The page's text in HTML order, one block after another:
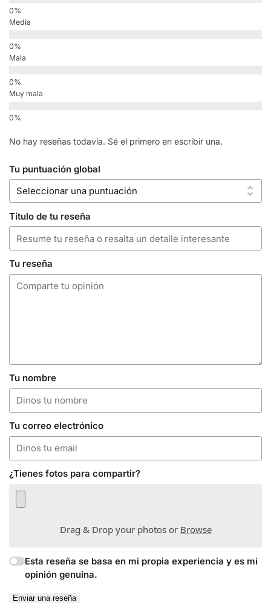
Media
Mala
Muy mala
No hay reseñas todavía. Sé el primero en escribir una.
Tu puntuación global
Título de tu reseña
Tu reseña
Tu nombre
Tu correo electrónico
¿Tienes fotos para compartir?
Drag & Drop your photos or Browse
Esta reseña se basa en mi propia experiencia y es mi
opinión genuina.
Enviar una reseña